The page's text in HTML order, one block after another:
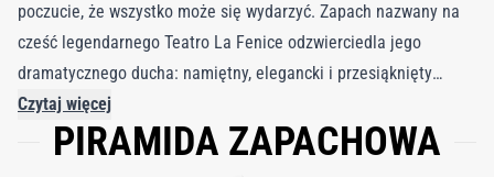
poczucie, że wszystko może się wydarzyć. Zapach nazwany na
cześć legendarnego Teatro La Fenice odzwierciedla jego
dramatycznego ducha: namiętny, elegancki i przesiąknięty
historią. Luca Gritti tworzy Fenice jako hołd dla tej kultowej
sceny, łącząc emocje z kunsztem w kompozycji, która rozwija się
Czytaj więcej
PIRAMIDA ZAPACHOWA